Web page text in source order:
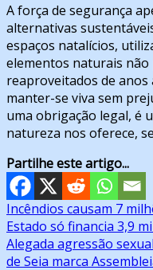
A força de segurança
alternativas
espaços natalícios,
elementos naturais
reaproveitados de
manter-se viva sem
uma obrigação legal, é
natureza nos oferece,
Partilhe este artigo...
Navegação
de
artigos
Incêndios causam 7
Estado só financia 3,9
Alegada agressão
de Seia marca